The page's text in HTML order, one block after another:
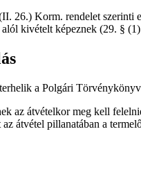
26.) Korm. rendelet szerinti
kivételt képeznek (29. §
a Polgári
az átvételkor meg kell
az átvétel pillanatában a